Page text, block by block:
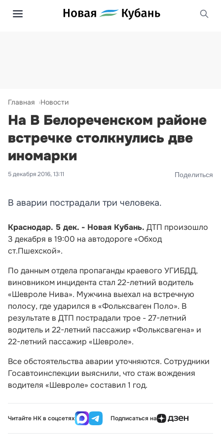
Главная Новости
На В Белореченском районе
встречке столкнулись две
иномарки
5 декабря 2016, 13:11 Поделиться
В аварии пострадали три человека.
Краснодар. 5 дек. - Новая Кубань. ДТП произошло
3 декабря в 19:00 на автодороге «Обход
ст.Пшехской».
По данным отдела пропаганды краевого УГИБДД,
виновником инцидента стал 22-летний водитель
«Шевроле Нива». Мужчина выехал на встречную
полосу, где ударился в «Фольксваген Поло». В
результате в ДТП пострадали трое - 27-летний
водитель и 22-летний пассажир «Фольксвагена» и
22-летний пассажир «Шевроле».
Все обстоятельства аварии уточняются. Сотрудники
Госавтоинспекции выяснили, что стаж вождения
водителя «Шевроле» составил 1 год.
Читайте НК в соцсетях Подписаться на